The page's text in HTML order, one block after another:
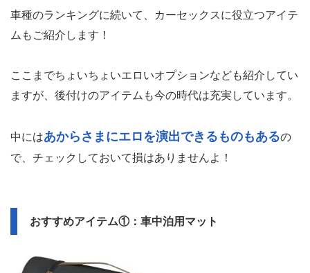
車種のランキングに続いて、カーセックスに役立つアイテ
ムもご紹介します！
ここまでちょいちょいエロいオプションなども紹介してい
ますが、後付けのアイテムも今の時代は充実しています。
中にはあからさまにエロを演出できるものもあるの
で、チェックしておいて損はありませんよ！
おすすめアイテム①：車中泊用マット